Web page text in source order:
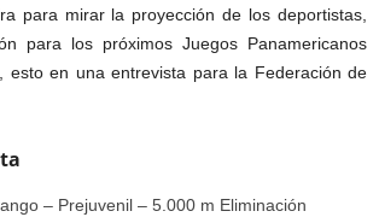
para mirar la proyección de los deportistas,
para los próximos Juegos Panamericanos
esto en una entrevista para la Federación de
– Prejuvenil – 5.000 m Eliminación